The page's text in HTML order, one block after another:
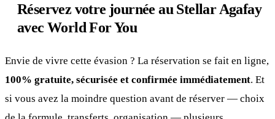
Réservez votre journée au Stellar Agafay
avec World For You
Envie de vivre cette évasion ? La réservation se fait en ligne,
100% gratuite, sécurisée et confirmée immédiatement. Et
si vous avez la moindre question avant de réserver — choix